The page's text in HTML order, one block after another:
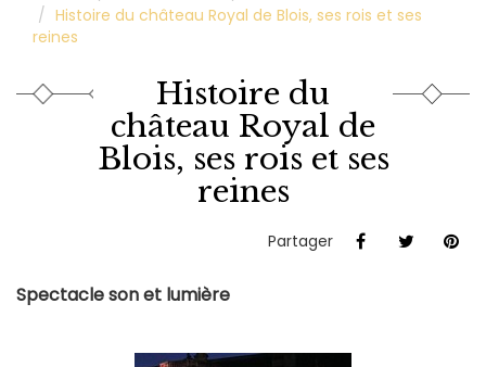
recherche
Histoire du château Royal de Blois, ses rois et ses
reines
Histoire du
château Royal de
Blois, ses rois et ses
reines
Partager
Spectacle son et lumière